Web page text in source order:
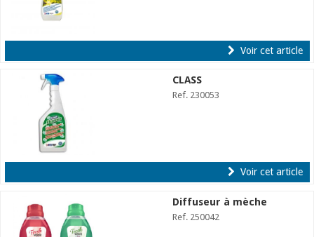
Voir cet article
CLASS
Ref. 230053
Voir cet article
Diffuseur à mèche
Ref. 250042